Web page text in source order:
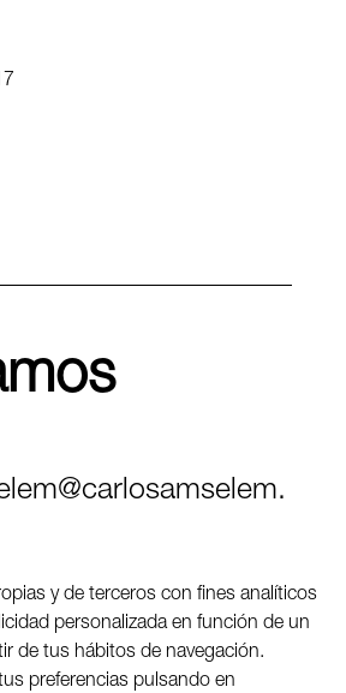
y de terceros con fines analíticos
personalizada en función de un
de tus hábitos de navegación.
preferencias pulsando en